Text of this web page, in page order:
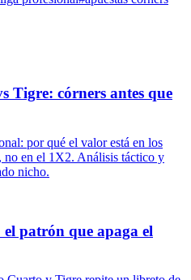
Tigre: córners antes que
por qué el valor está en los
no en el 1X2. Análisis táctico y
nicho.
patrón que apaga el